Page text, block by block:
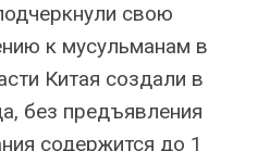
свою
к мусульманам в
Китая создали в
без предъявления
содержится до 1